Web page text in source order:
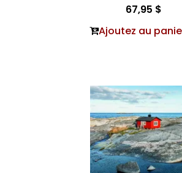
67,95 $
Ajoutez au